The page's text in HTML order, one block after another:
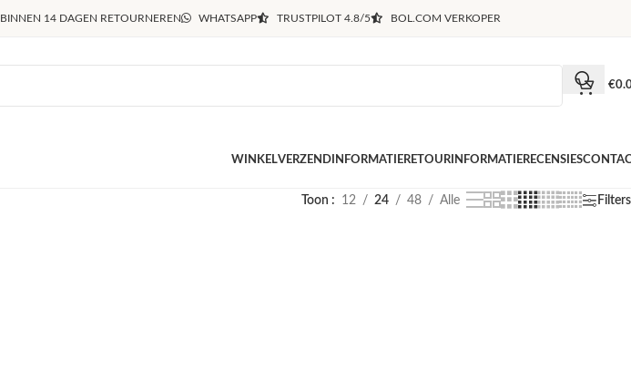
BINNEN 14 DAGEN RETOURNEREN WHATSAPP TRUSTPILOT 4.8/5 BOL.COM VERKOPER
€
WINKELVERZENDINFORMATIERETOURINFORMATIERECENSIES
Toon 12 24 48 Alle Filters